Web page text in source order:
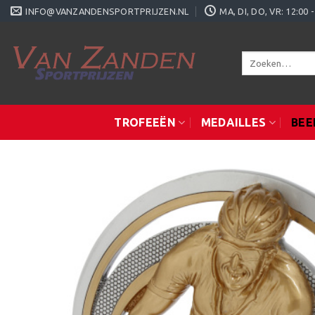
Ga
INFO@VANZANDENSPORTPRIJZEN.NL MA, DI, DO, VR: 12:00
Zoeken
TROFEEËN MEDAILLES